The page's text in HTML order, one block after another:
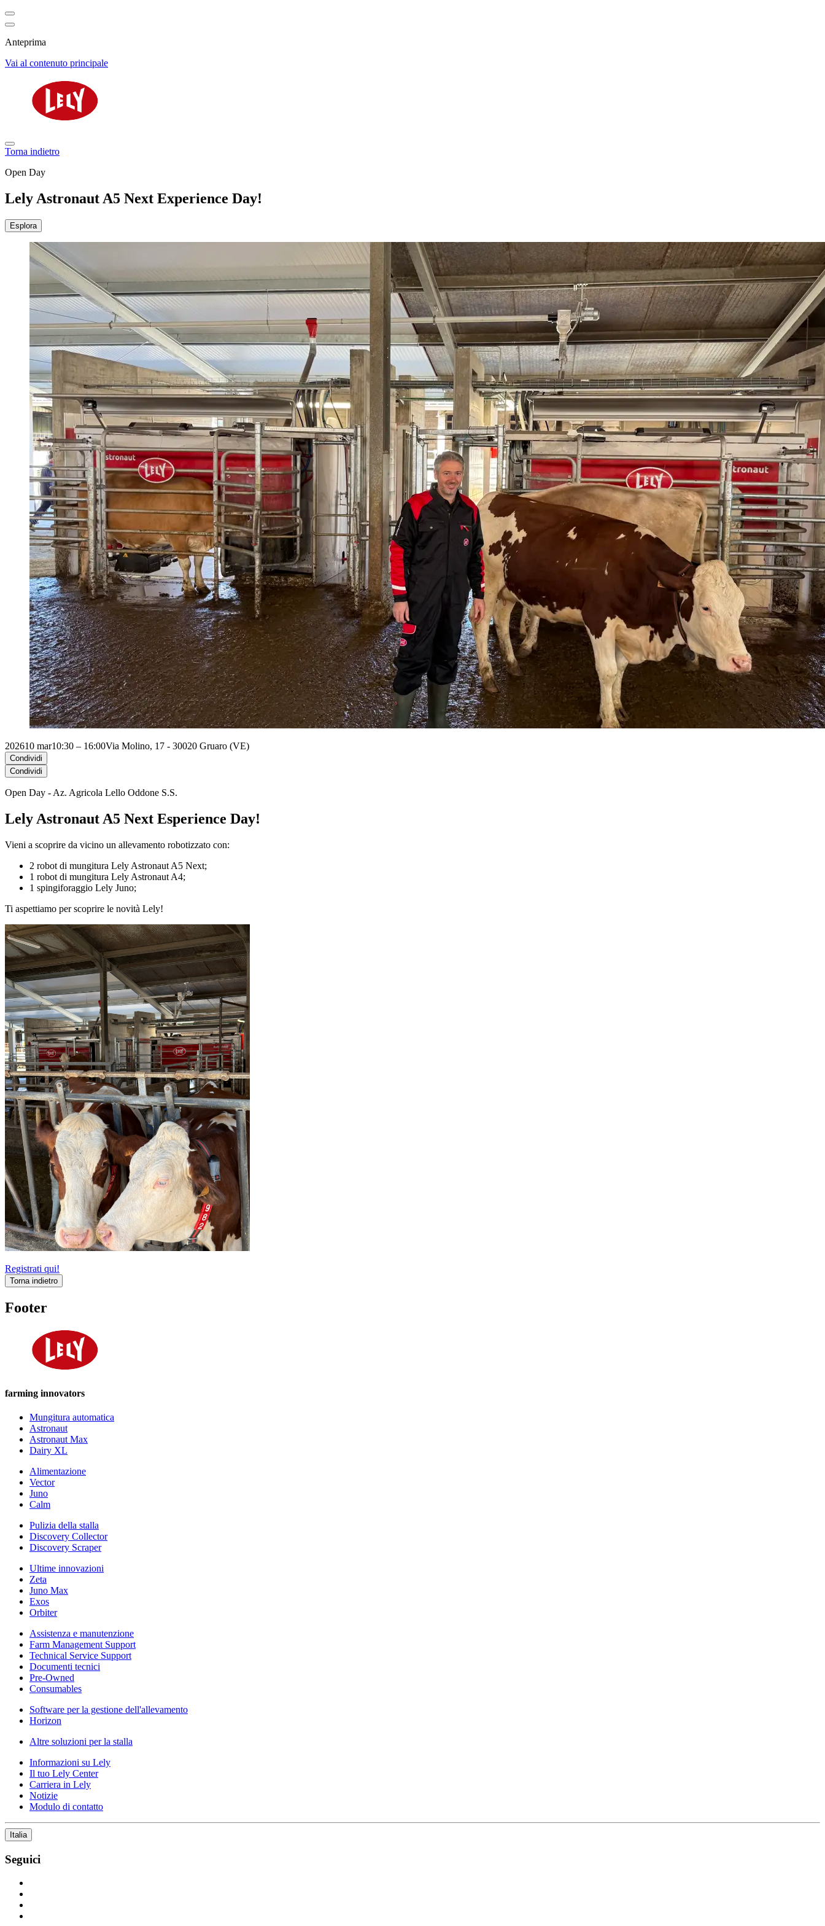
Anteprima
Vai al contenuto principale
Torna indietro
Open Day
Lely Astronaut A5 Next Experience Day!
Esplora
202610 mar10:30 – 16:00Via Molino, 17 - 30020 Gruaro (VE)
Condividi
Condividi
Open Day - Az. Agricola Lello Oddone S.S.
Lely Astronaut A5 Next Esperience Day!
Vieni a scoprire da vicino un allevamento robotizzato con:
2 robot di mungitura Lely Astronaut A5 Next;
1 robot di mungitura Lely Astronaut A4;
1 spingiforaggio Lely Juno;
Ti aspettiamo per scoprire le novità Lely!
Registrati qui!
Torna indietro
Footer
farming innovators
Mungitura automatica
Astronaut
Astronaut Max
Dairy XL
Alimentazione
Vector
Juno
Calm
Pulizia della stalla
Discovery Collector
Discovery Scraper
Ultime innovazioni
Zeta
Juno Max
Exos
Orbiter
Assistenza e manutenzione
Farm Management Support
Technical Service Support
Documenti tecnici
Pre-Owned
Consumables
Software per la gestione dell'allevamento
Horizon
Altre soluzioni per la stalla
Informazioni su Lely
Il tuo Lely Center
Carriera in Lely
Notizie
Modulo di contatto
Italia
Seguici